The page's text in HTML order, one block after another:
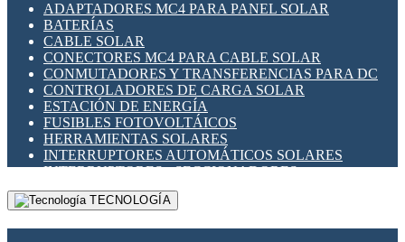
ADAPTADORES MC4 PARA PANEL SOLAR
BATERÍAS
CABLE SOLAR
CONECTORES MC4 PARA CABLE SOLAR
CONMUTADORES Y TRANSFERENCIAS PARA DC
CONTROLADORES DE CARGA SOLAR
ESTACIÓN DE ENERGÍA
FUSIBLES FOTOVOLTÁICOS
HERRAMIENTAS SOLARES
INTERRUPTORES AUTOMÁTICOS SOLARES
INTERRUPTORES - SECCIONADORES
FOTOVOLTÁICOS
MONTAJE PANEL SOLAR
TECNOLOGÍA